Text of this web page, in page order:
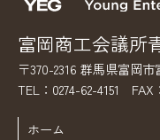
富岡商工会議所
〒370-2316 群馬県富岡市
TEL：0274-62-4151 FAX
ホーム